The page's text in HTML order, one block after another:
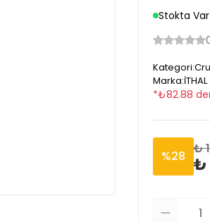
Stokta Var
Kategori:
Marka:İTHAL
*₺82.88
%28 ₺
₺